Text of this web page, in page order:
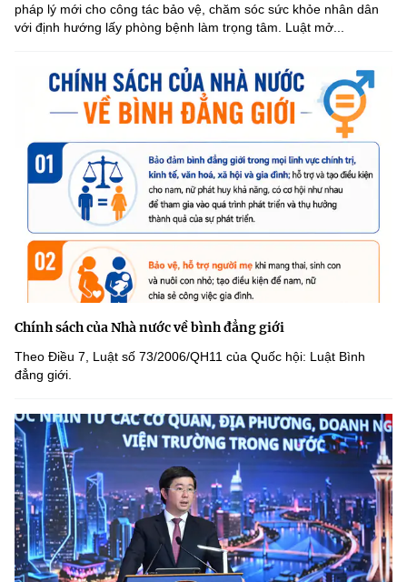
pháp lý mới cho công tác bảo vệ, chăm sóc sức khỏe nhân dân
với định hướng lấy phòng bệnh làm trọng tâm. Luật mở...
Chính sách của Nhà nước về bình đẳng giới
Theo Điều 7, Luật số 73/2006/QH11 của Quốc hội: Luật Bình
đẳng giới.